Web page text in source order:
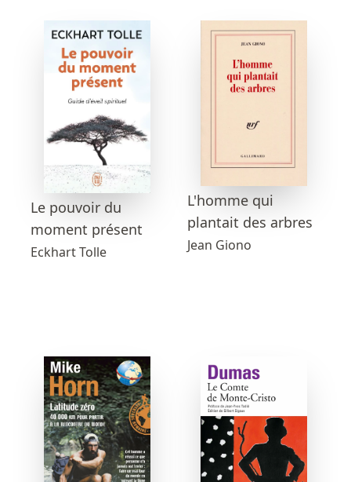
Le pouvoir du
moment présent
Eckhart Tolle
L'homme qui
plantait des arbres
Jean Giono